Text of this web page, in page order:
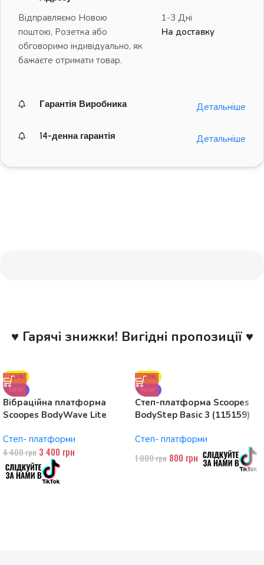
Відправляємо Новою
поштою, Розетка або
обговоримо індивідуально, як
бажаєте отримати товар.
1-3 Дні
На доставку
Гарантія Виробника Детальніше
14-денна гарантія Детальніше
♥ Гарячі знижки! Вигідні пропозиції ♥
-23%
NEW
Вібраційна платформа
Scoopes BodyWave Lite
Степ- платформи
4 400грн 3 400 грн
-20%
NEW
Степ-платформа Scoopes
BodyStep Basic 3 (115159)
рівні
Степ- платформи
1 000грн 800 грн